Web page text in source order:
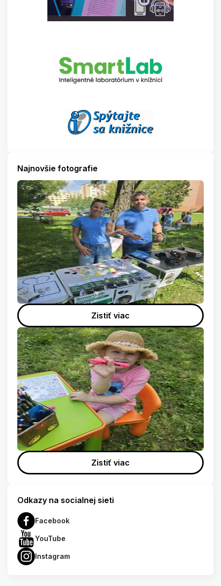
Najnovšie fotografie
Zistiť viac
Zistiť viac
Odkazy na socialnej sieti
Facebook
YouTube
Instagram